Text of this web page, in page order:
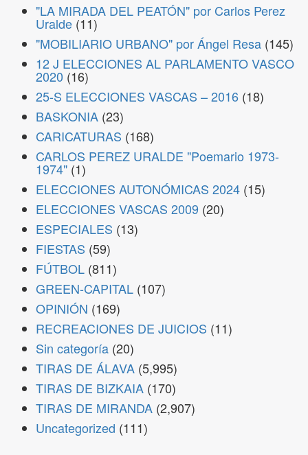
"LA MIRADA DEL PEATÓN" por Carlos Perez
Uralde (11)
"MOBILIARIO URBANO" por Ángel Resa (145)
12 J ELECCIONES AL PARLAMENTO VASCO
2020 (16)
25-S ELECCIONES VASCAS – 2016 (18)
BASKONIA (23)
CARICATURAS (168)
CARLOS PEREZ URALDE "Poemario 1973-
1974" (1)
ELECCIONES AUTONÓMICAS 2024 (15)
ELECCIONES VASCAS 2009 (20)
ESPECIALES (13)
FIESTAS (59)
FÚTBOL (811)
GREEN-CAPITAL (107)
OPINIÓN (169)
RECREACIONES DE JUICIOS (11)
Sin categoría (20)
TIRAS DE ÁLAVA (5,995)
TIRAS DE BIZKAIA (170)
TIRAS DE MIRANDA (2,907)
Uncategorized (111)